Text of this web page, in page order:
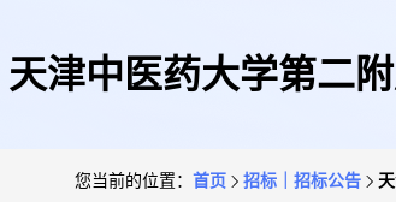
天津中医药大学第二
您当前的位置： 首页 招标｜招标公告